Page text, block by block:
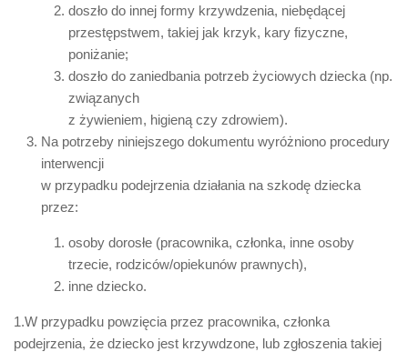
doszło do innej formy krzywdzenia, niebędącej
przestępstwem, takiej jak krzyk, kary fizyczne,
poniżanie;
doszło do zaniedbania potrzeb życiowych dziecka (np.
związanych
z żywieniem, higieną czy zdrowiem).
Na potrzeby niniejszego dokumentu wyróżniono procedury
interwencji
w przypadku podejrzenia działania na szkodę dziecka
przez:
osoby dorosłe (pracownika, członka, inne osoby
trzecie, rodziców/opiekunów prawnych),
inne dziecko.
1.W przypadku powzięcia przez pracownika, członka
podejrzenia, że dziecko jest krzywdzone, lub zgłoszenia takiej